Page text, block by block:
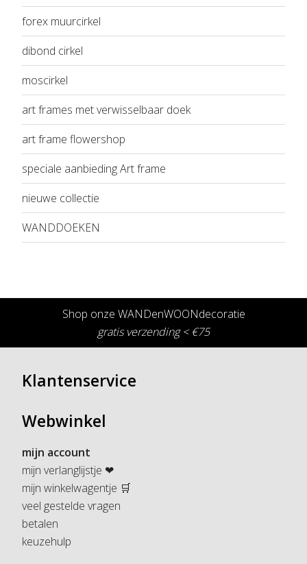
forex muurcirkel
dibond cirkel
moscirkel
art frames met verwisselbaar doek
art frame flowershop
speciale aanbieding Art frame
nieuwe collectie
WANDDOEKEN
Shop onze WANDenWOONdecoratie
gratis verzending < €75
Klantenservice
Webwinkel
mijn account
mijn verlanglijstje ❤
mijn winkelwagentje 🛒
veel gestelde vragen
betalen
keuzehulp